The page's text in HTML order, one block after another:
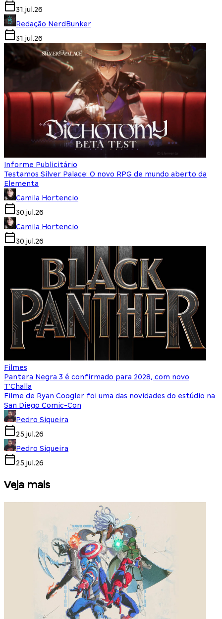
31.jul.26
Redação NerdBunker
31.jul.26
Informe Publicitário
Testamos Silver Palace: O novo RPG de mundo aberto da
Elementa
Camila Hortencio
30.jul.26
Camila Hortencio
30.jul.26
Filmes
Pantera Negra 3 é confirmado para 2028, com novo
T'Challa
Filme de Ryan Coogler foi uma das novidades do estúdio na
San Diego Comic-Con
Pedro Siqueira
25.jul.26
Pedro Siqueira
25.jul.26
Veja mais